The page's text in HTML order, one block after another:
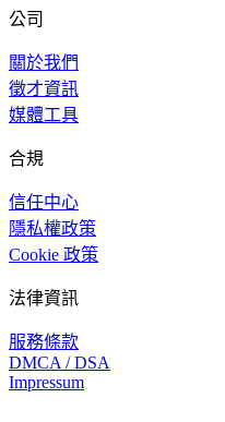
公司
關於我們
徵才資訊
媒體工具
合規
信任中心
隱私權政策
Cookie 政策
法律資訊
服務條款
DMCA / DSA
Impressum